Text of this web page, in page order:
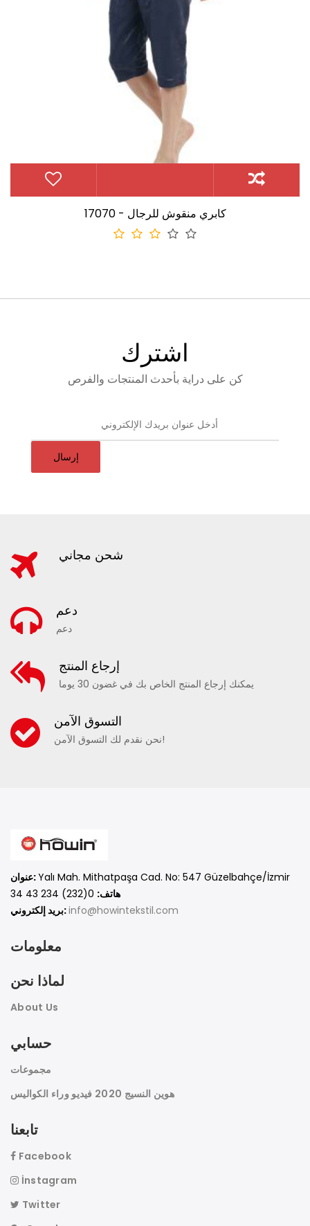
17070 - كابري منقوش للرجال
20190 - كابري منقوش للرجال
اشترك
كن على دراية بأحدث المنتجات والفرص
إرسال
شحن مجاني
دعم
دعم
إرجاع المنتج
يمكنك إرجاع المنتج الخاص بك في غضون 30 يوما
التسوق الآمن
نحن نقدم لك التسوق الآمن!
عنوان:Yalı Mah. Mithatpaşa Cad. No: 547 Güzelbahçe/İzmir
هاتف:
بريد إلكتروني:info@howintekstil.com
معلومات
لماذا نحن
About Us
حسابي
مجموعات
هوين النسيج 2020 فيديو وراء الكواليس
تابعنا
Facebook
İnstagram
Twitter